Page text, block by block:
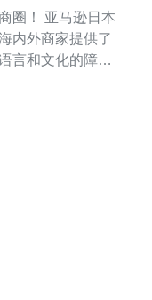
逊日本
内外商家提供了
言和文化的障